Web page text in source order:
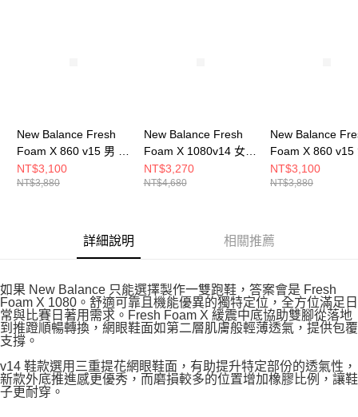
New Balance Fresh
Foam X 860 v15 男 跑
步鞋 M8607GW-4E
NT$3,100
NT$3,880
New Balance Fresh
Foam X 1080v14 女
跑步鞋 W1080X14-D
NT$3,270
NT$4,680
New Balance
Foam X 860 v15
步鞋 W8604NE-D
NT$3,100
NT$3,880
詳細說明 相關推薦
如果 New Balance 只能選擇製作一雙跑鞋，答案會是 Fresh
Foam X 1080。舒適可靠且機能優異的獨特定位，全方位滿足日
常與比賽日著用需求。Fresh Foam X 緩震中底協助雙腳從落地
到推蹬順暢轉換，網眼鞋面如第二層肌膚般輕薄透氣，提供包覆
支撐。
v14 鞋款選用三重提花網眼鞋面，有助提升特定部份的透氣性，
新款外底推進感更優秀，而磨損較多的位置增加橡膠比例，讓鞋
子更耐穿。